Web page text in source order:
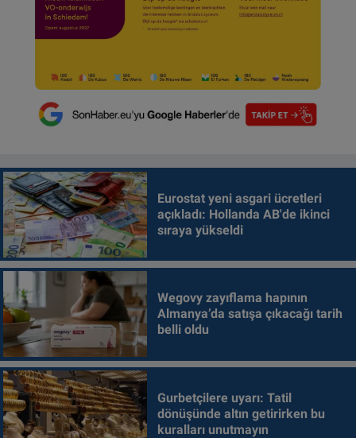
Eurostat yeni asgari ücretleri
açıkladı: Hollanda AB'de ikinci
sıraya yükseldi
Wegovy zayıflama hapının
Almanya’da satışa çıkacağı tarih
belli oldu
Gurbetçilere uyarı: Tatil
dönüşünde altın getirirken bu
kuralları unutmayın